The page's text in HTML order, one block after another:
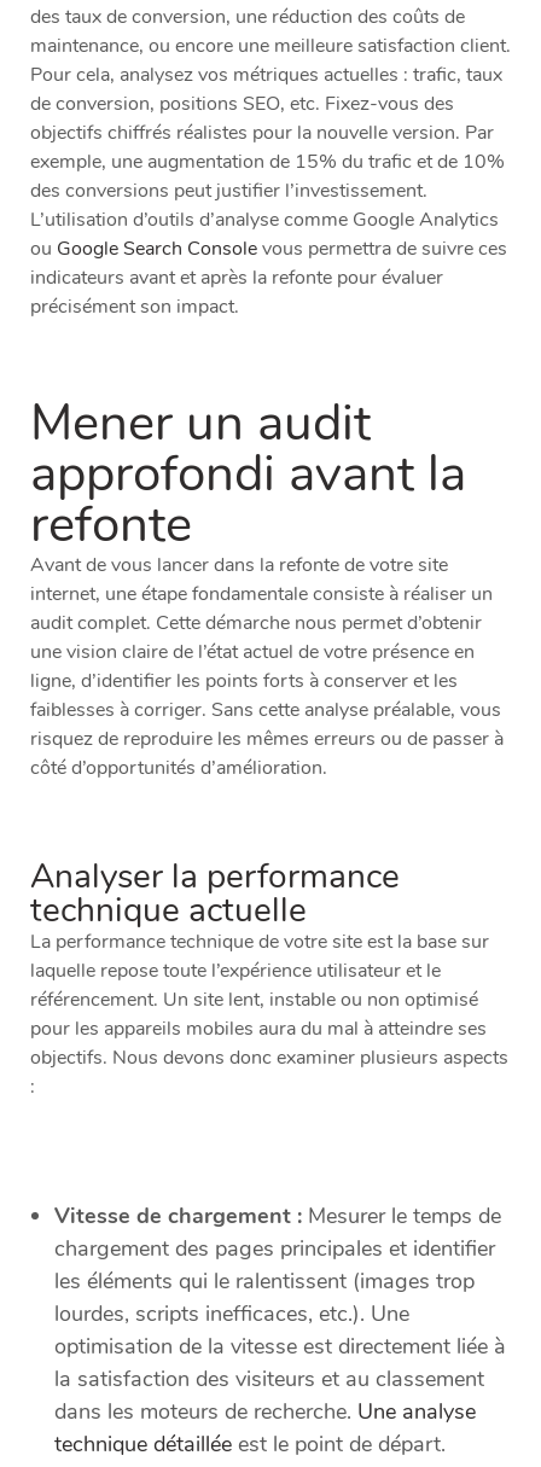
des taux de conversion, une réduction des coûts de
maintenance, ou encore une meilleure satisfaction client.
Pour cela, analysez vos métriques actuelles : trafic, taux
de conversion, positions SEO, etc. Fixez-vous des
objectifs chiffrés réalistes pour la nouvelle version. Par
exemple, une augmentation de 15% du trafic et de 10%
des conversions peut justifier l’investissement.
L’utilisation d’outils d’analyse comme Google Analytics
ou Google Search Consolevous permettra de suivre ces
indicateurs avant et après la refonte pour évaluer
précisément son impact.
Mener un audit
approfondi avant la
refonte
Avant de vous lancer dans la refonte de votre site
internet, une étape fondamentale consiste à réaliser un
audit complet. Cette démarche nous permet d’obtenir
une vision claire de l’état actuel de votre présence en
ligne, d’identifier les points forts à conserver et les
faiblesses à corriger. Sans cette analyse préalable, vous
risquez de reproduire les mêmes erreurs ou de passer à
côté d’opportunités d’amélioration.
Analyser la performance
technique actuelle
La performance technique de votre site est la base sur
laquelle repose toute l’expérience utilisateur et le
référencement. Un site lent, instable ou non optimisé
pour les appareils mobiles aura du mal à atteindre ses
objectifs. Nous devons donc examiner plusieurs aspects
:
Vitesse de chargement : Mesurer le temps de
chargement des pages principales et identifier
les éléments qui le ralentissent (images trop
lourdes, scripts inefficaces, etc.). Une
optimisation de la vitesse est directement liée à
la satisfaction des visiteurs et au classement
dans les moteurs de recherche. Une analyse
technique détaillée est le point de départ.